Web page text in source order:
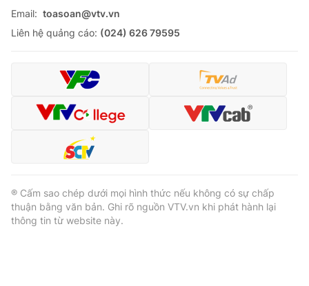
Email: toasoan@vtv.vn
Liên hệ quảng cáo: (024) 626 79595
® Cấm sao chép dưới mọi hình thức nếu không có sự chấp
thuận bằng văn bản. Ghi rõ nguồn VTV.vn khi phát hành lại
thông tin từ website này.